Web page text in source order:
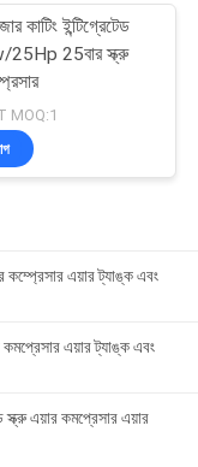
কাটিং ইন্টিগ্রেটেড
25বার স্ক্রু
MOQ:1
এয়ার ট্যাঙ্ক এবং
এয়ার ট্যাঙ্ক এবং
এয়ার কমপ্রেসার এয়ার